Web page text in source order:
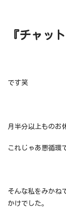
『チャッ
です笑
月半分以上もの
これじゃあ悪循
そんな私をみかね
かけでした。